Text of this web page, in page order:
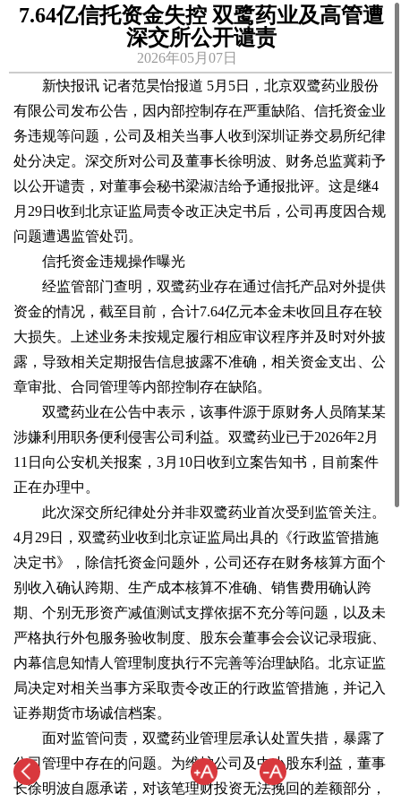
7.64亿信托资金失控 双鹭药业及高管遭
深交所公开谴责
2026年05月07日
新快报讯 记者范昊怡报道 5月5日，北京双鹭药业股份
有限公司发布公告，因内部控制存在严重缺陷、信托资金业
务违规等问题，公司及相关当事人收到深圳证券交易所纪律
处分决定。深交所对公司及董事长徐明波、财务总监冀莉予
以公开谴责，对董事会秘书梁淑洁给予通报批评。这是继4
月29日收到北京证监局责令改正决定书后，公司再度因合规
问题遭遇监管处罚。
信托资金违规操作曝光
经监管部门查明，双鹭药业存在通过信托产品对外提供
资金的情况，截至目前，合计7.64亿元本金未收回且存在较
大损失。上述业务未按规定履行相应审议程序并及时对外披
露，导致相关定期报告信息披露不准确，相关资金支出、公
章审批、合同管理等内部控制存在缺陷。
双鹭药业在公告中表示，该事件源于原财务人员隋某某
涉嫌利用职务便利侵害公司利益。双鹭药业已于2026年2月
11日向公安机关报案，3月10日收到立案告知书，目前案件
正在办理中。
此次深交所纪律处分并非双鹭药业首次受到监管关注。
4月29日，双鹭药业收到北京证监局出具的《行政监管措施
决定书》，除信托资金问题外，公司还存在财务核算方面个
别收入确认跨期、生产成本核算不准确、销售费用确认跨
期、个别无形资产减值测试支撑依据不充分等问题，以及未
严格执行外包服务验收制度、股东会董事会会议记录瑕疵、
内幕信息知情人管理制度执行不完善等治理缺陷。北京证监
局决定对相关当事方采取责令改正的行政监管措施，并记入
证券期货市场诚信档案。
面对监管问责，双鹭药业管理层承认处置失措，暴露了
公司管理中存在的问题。为维护公司及中小股东利益，董事
长徐明波自愿承诺，对该笔理财投资无法挽回的差额部分，